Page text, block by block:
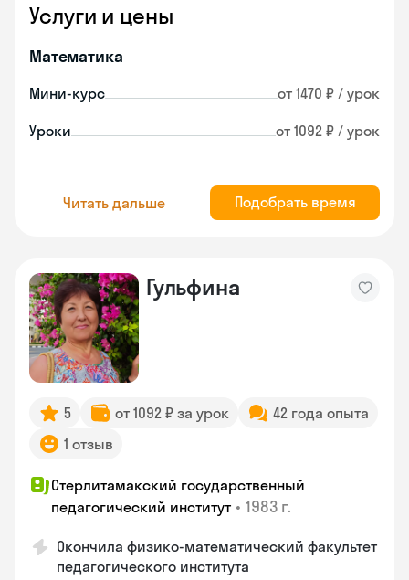
Услуги и цены
Математика
Мини-курс от 1470 ₽ / урок
Уроки от 1092 ₽ / урок
Читать дальше Подобрать время
Гульфина
5 от 1092 ₽ за урок
42 года опыта
1 отзыв
Стерлитамакский государственный
педагогический институт • 1983 г.
Окончила физико-математический факультет
педагогического института